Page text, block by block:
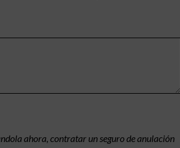
ahora, contratar un seguro de anulación